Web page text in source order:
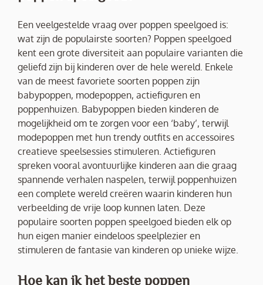
Een veelgestelde vraag over poppen speelgoed is:
wat zijn de populairste soorten? Poppen speelgoed
kent een grote diversiteit aan populaire varianten die
geliefd zijn bij kinderen over de hele wereld. Enkele
van de meest favoriete soorten poppen zijn
babypoppen, modepoppen, actiefiguren en
poppenhuizen. Babypoppen bieden kinderen de
mogelijkheid om te zorgen voor een ‘baby’, terwijl
modepoppen met hun trendy outfits en accessoires
creatieve speelsessies stimuleren. Actiefiguren
spreken vooral avontuurlijke kinderen aan die graag
spannende verhalen naspelen, terwijl poppenhuizen
een complete wereld creëren waarin kinderen hun
verbeelding de vrije loop kunnen laten. Deze
populaire soorten poppen speelgoed bieden elk op
hun eigen manier eindeloos speelplezier en
stimuleren de fantasie van kinderen op unieke wijze.
Hoe kan ik het beste poppen